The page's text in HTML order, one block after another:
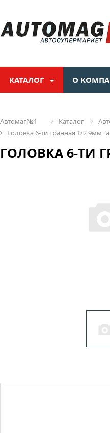
КАТАЛОГ О
автомаг№1 каталог
головка 6-ти гранная 1/2 9мм
ГОЛОВКА 6-ТИ